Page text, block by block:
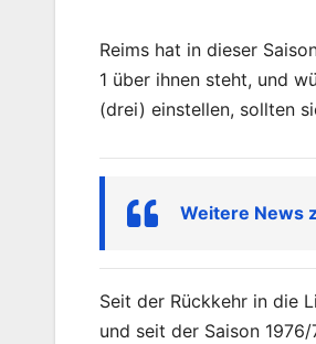
Reims hat in dieser
1 über ihnen steht, und
(drei) einstellen, sollten
Weitere News
Seit der Rückkehr in die
und seit der Saison